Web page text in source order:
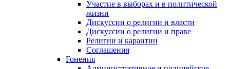
Участие в выборах и в политической
жизни
Дискуссии о религии и власти
Дискуссии о религии и праве
Религии и карантин
Соглашения
Гонения